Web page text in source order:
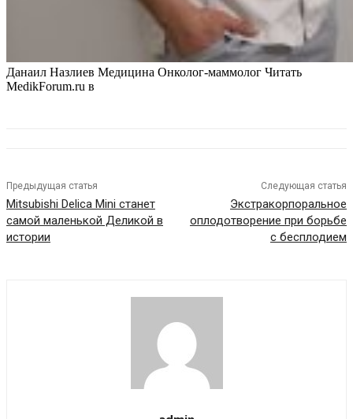
Данаил Назлиев Медицина Онколог-маммолог Читать
MedikForum.ru в
Предыдущая статья
Mitsubishi Delica Mini станет
самой маленькой Деликой в
истории
Следующая статья
Экстракорпоральное
оплодотворение при борьбе
с бесплодием